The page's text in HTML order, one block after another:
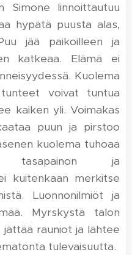
Simone linnoittautuu
hypätä puusta alas,
jää paikoilleen ja
katkeaa. Elämä ei
Kuolema
voivat tuntua
kaiken yli. Voimakas
puun ja pirstoo
kuolema tuhoaa
tasapainon ja
kuitenkaan merkitse
Luonnonilmiöt ja
Myrskystä talon
rauniot ja lähtee
tulevaisuutta.